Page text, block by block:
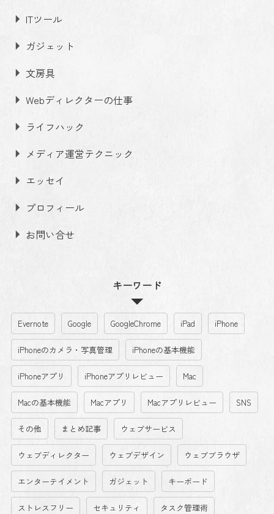
ITツール
ガジェット
文房具
Webディレクターの仕事
ライフハック
メディア運営テクニック
エッセイ
プロフィール
お問い合せ
キーワード
Evernote Google GoogleChrome iPad iPhone
iPhoneのカメラ・写真管理 iPhoneの基本機能
iPhoneアプリ iPhoneアプリレビュー Mac
Macの基本機能 Macアプリ Macアプリレビュー SNS
その他 まとめ記事 ウェブサービス
ウェブディレクター ウェブデザイン ウェブブラウザ
エンターテイメント ガジェット キーボード
ストレスフリー セキュリティ タスク管理術